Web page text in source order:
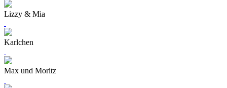
Lizzy & Mia
Karlchen
Max und Moritz